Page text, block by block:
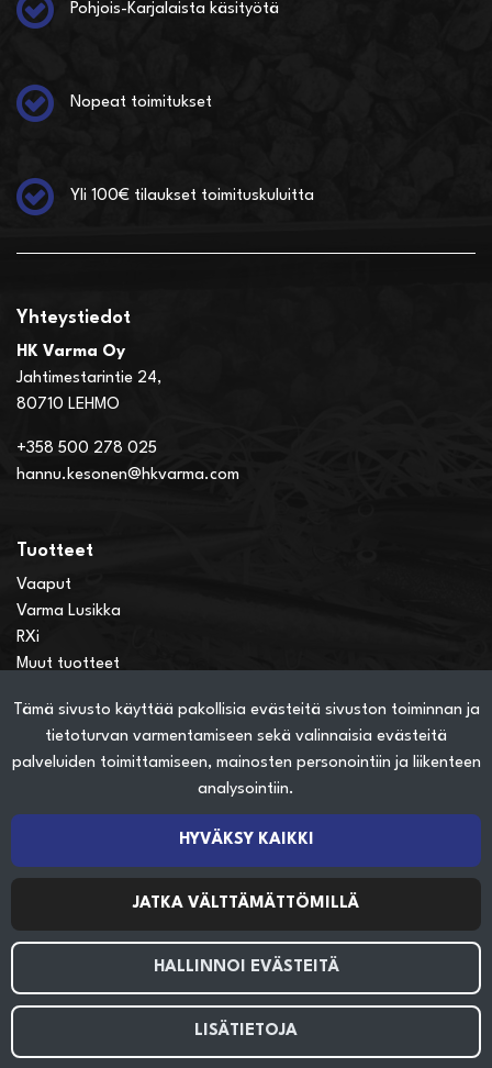
Tämä sivusto käyttää pakollisia evästeitä sivuston toiminnan ja
tietoturvan varmentamiseen sekä valinnaisia evästeitä
palveluiden toimittamiseen, mainosten personointiin ja liikenteen
analysointiin.
HYVÄKSY KAIKKI
JATKA VÄLTTÄMÄTTÖMILLÄ
HALLINNOI EVÄSTEITÄ
LISÄTIETOJA
Pohjois-Karjalaista käsityötä
Nopeat toimitukset
Yli 100€ tilaukset toimituskuluitta
Yhteystiedot
HK Varma Oy
Jahtimestarintie 24,
80710 LEHMO
+358 500 278 025
hannu.kesonen@hkvarma.com
Tuotteet
Vaaput
Varma Lusikka
RXi
Muut tuotteet
Verkkokauppainfo
Näin teet ostoksia verkkokaupassa
Tietosuojaseloste
Seuraa sosiaalisessa mediassa